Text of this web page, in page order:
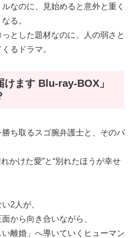
なのに、見始めると意外と重く
る。
とした題材なのに、人の弱さと
るドラマ。
けます Blu-ray-BOX」
ち取るスゴ腕弁護士と、そのパ
かけた愛”と“別れたほうが幸せ
2人が、
から向き合いながら、
離婚」へ導いていくヒューマン